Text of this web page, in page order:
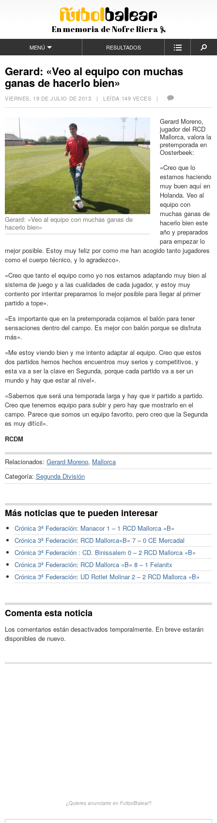
En memoria de Nofre Riera
MENÚ RESULTADOS
Gerard: «Veo al equipo con muchas
ganas de hacerlo bien»
VIERNES, 19 DE JULIO DE 2013 | LEÍDA 149 VECES |
Gerard: «Veo al equipo con muchas ganas de
hacerlo bien»
Gerard Moreno,
jugador del RCD
Mallorca, valora la
pretemporada en
Oosterbeek:
«Creo que lo
estamos haciendo
muy buen aquí en
Holanda. Veo al
equipo con
muchas ganas de
hacerlo bien este
año y preparados
para empezar lo
mejor posible. Estoy muy feliz por como me han acogido tanto jugadores
como el cuerpo técnico, y lo agradezco».
«Creo que tanto el equipo como yo nos estamos adaptando muy bien al
sistema de juego y a las cualidades de cada jugador, y estoy muy
contento por intentar prepararnos lo mejor posible para llegar al primer
partido a tope».
«Es importante que en la pretemporada cojamos el balón para tener
sensaciones dentro del campo. Es mejor con balón porque se disfruta
más».
«Me estoy viendo bien y me intento adaptar al equipo. Creo que estos
dos partidos hemos hechos encuentros muy serios y competitivos, y
esta va a ser la clave en Segunda, porque cada partido va a ser un
mundo y hay que estar al nivel».
«Sabemos que será una temporada larga y hay que ir partido a partido.
Creo que tenemos equipo para subir y pero hay que mostrarlo en el
campo. Parece que somos un equipo favorito, pero creo que la Segunda
es muy difícil».
RCDM
Relacionados: Gerard Moreno, Mallorca
Categoría: Segunda División
Más noticias que te pueden interesar
Crónica 3ª Federación: Manacor 1 – 1 RCD Mallorca «B»
Crónica 3ª Federación: RCD Mallorca»B» 7 – 0 CE Mercadal
Crónica 3ª Federación : CD. Binissalem 0 – 2 RCD Mallorca «B»
Crónica 3ª Federación: RCD Mallorca «B» 8 – 1 Felanitx
Crónica 3ª Federación: UD Rotlet Molinar 2 – 2 RCD Mallorca «B»
Comenta esta noticia
Los comentarios están desactivados temporalmente. En breve estarán
disponibles de nuevo.
¿Quieres anunciarte en FutbolBalear?